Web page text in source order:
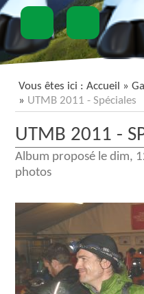
Vous êtes ici :Accueil »
» UTMB 2011 - Spéciales
UTMB 2011 -
Album proposé ledim,
photos